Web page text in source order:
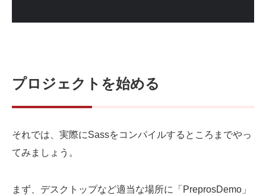
プロジェクトを始める
それでは、実際にSassをコンパイルするところまでやっ
てみましょう。
まず、デスクトップなど適当な場所に「PreprosDemo」